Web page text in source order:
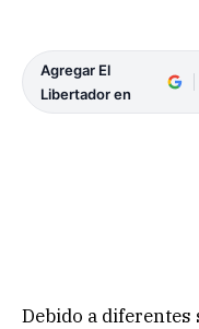
Agregar El
Libertador en
Debido a